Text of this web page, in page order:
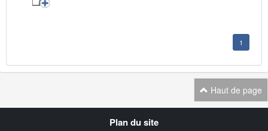
1
Haut de page
Plan du site